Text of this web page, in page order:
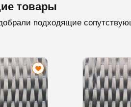
товары
подходящие